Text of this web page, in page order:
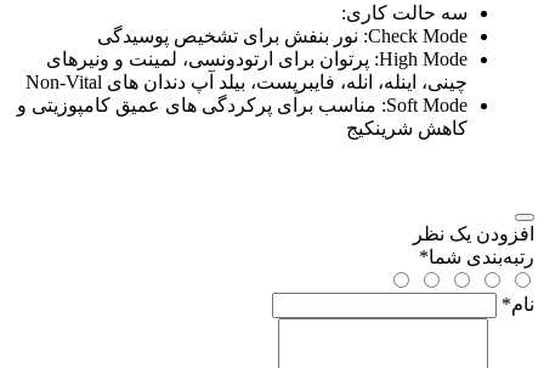
سه حالت کاری:
Check Mode: نور بنفش برای تشخیص پوسیدگی
High Mode: پرتوان برای ارتودونسی، لمینت و ونیرهای
چینی، اینله، انله، فایبرپست، بیلد آپ دندان های Non-Vital
Soft Mode: مناسب برای پرکردگی های عمیق کامپوزیتی و
کاهش شرینکیج
افزودن یک نظر
رتبه‌بندی شما*
نام*